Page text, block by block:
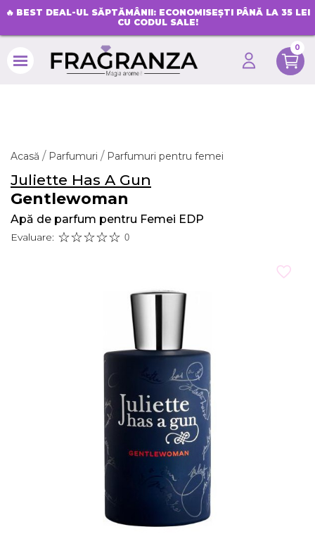
🔥 BEST DEAL-UL SĂPTĂMÂNII: ECONOMISEȘTI PÂNĂ LA 35 LEI
CU CODUL SALE!
0
Acasă Parfumuri Parfumuri pentru femei
Juliette Has A Gun
Gentlewoman
Apă de parfum pentru Femei EDP
Evaluare: 0